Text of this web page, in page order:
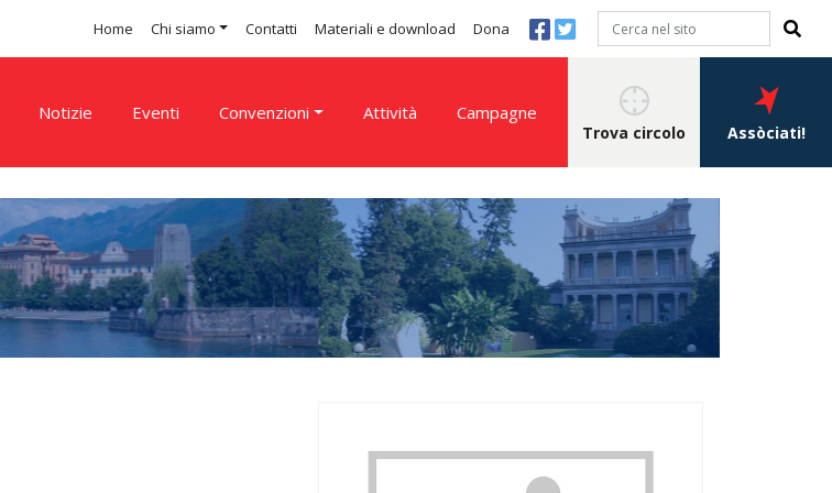
Home Chi siamo Contatti Materiali e download Dona
Notizie Eventi Convenzioni Attività Campagne
Trova circolo Assòciati!